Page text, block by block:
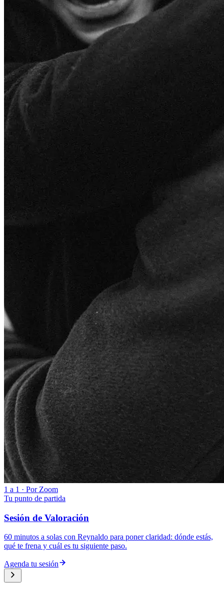
1 a 1 · Por Zoom
Tu punto de partida
Sesión de Valoración
60 minutos a solas con Reynaldo para poner claridad: dónde estás,
qué te frena y cuál es tu siguiente paso.
Agenda tu sesión